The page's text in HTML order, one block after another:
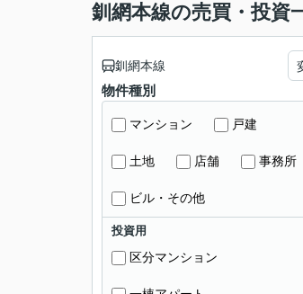
釧網本線の売買・投資
釧網本線
物件種別
マンション 戸建
土地 店舗 事務所
ビル・その他
投資用
区分マンション